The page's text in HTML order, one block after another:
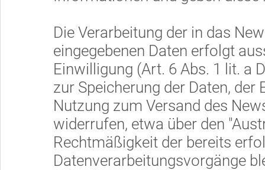
Die Verarbeitung der in das
eingegebenen Daten erfolgt
Einwilligung (Art. 6 Abs. 1 lit. a
zur Speicherung der Daten, der
Nutzung zum Versand des
widerrufen, etwa über den
Rechtmäßigkeit der bereits
Datenverarbeitungsvorgänge